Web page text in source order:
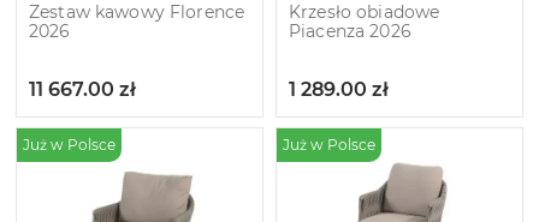
Zestaw kawowy Florence
2026
11 667.00 zł
Krzesło obiadowe
Piacenza 2026
1 289.00 zł
Już w Polsce Już w Polsce